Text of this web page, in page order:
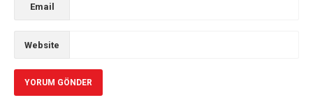
Email
Website